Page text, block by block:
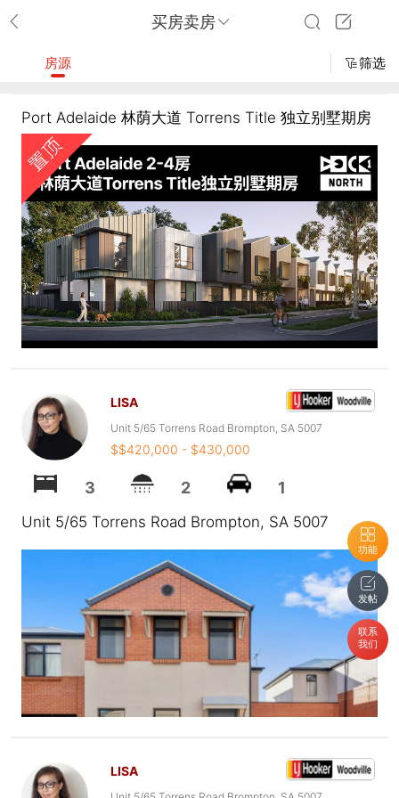
买房卖房
功能
发帖
联系
我们
房源 筛选
Port Adelaide 林荫大道 Torrens Title 独立别墅期房
LISA
Unit 5/65 Torrens Road Brompton, SA 5007
$$420,000 - $430,000
3 2 1
Unit 5/65 Torrens Road Brompton, SA 5007
LISA